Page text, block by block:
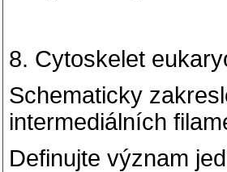
8. Cytoskelet
Schematicky
intermediálních
Definujte význam